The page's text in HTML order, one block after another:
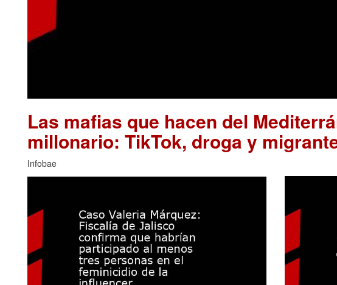
Las mafias que hacen del
millonario: TikTok, droga y
Infobae